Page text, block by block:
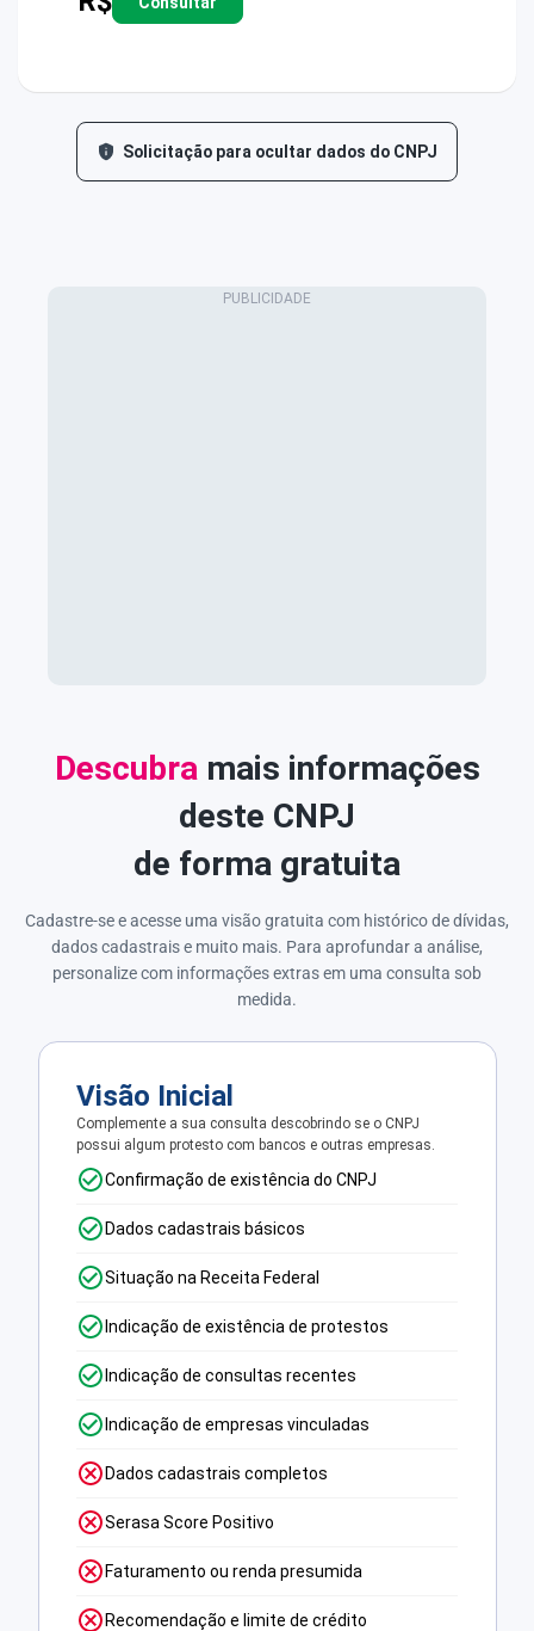
Solicitação para ocultar dados do CNPJ
Descubra mais informações
deste CNPJ
de forma gratuita
Cadastre-se e acesse uma visão gratuita com histórico de dívidas,
dados cadastrais e muito mais. Para aprofundar a análise,
personalize com informações extras em uma consulta sob
medida.
Visão Inicial
Complemente a sua consulta descobrindo se o CNPJ
possui algum protesto com bancos e outras empresas.
Confirmação de existência do CNPJ
Dados cadastrais básicos
Situação na Receita Federal
Indicação de existência de protestos
Indicação de consultas recentes
Indicação de empresas vinculadas
Dados cadastrais completos
Serasa Score Positivo
Faturamento ou renda presumida
Recomendação e limite de crédito